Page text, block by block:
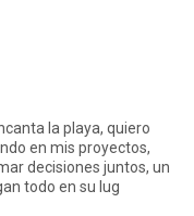
la playa, quiero
en mis proyectos,
decisiones juntos, un
todo en su lug